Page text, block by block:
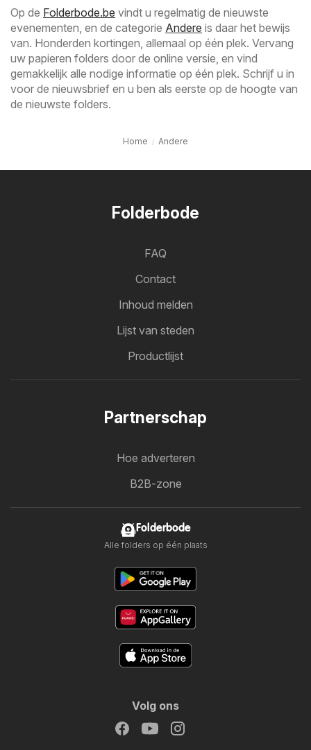
Op de Folderbode.be vindt u regelmatig de nieuwste
evenementen, en de categorie Andere is daar het bewijs
van. Honderden kortingen, allemaal op één plek. Vervang
uw papieren folders door de online versie, en vind
gemakkelijk alle nodige informatie op één plek. Schrijf u in
voor de nieuwsbrief en u ben als eerste op de hoogte van
de nieuwste folders.
Home Andere
Folderbode
FAQ
Contact
Inhoud melden
Lijst van steden
Productlijst
Partnerschap
Hoe adverteren
B2B-zone
Folderbode
Alle folders op één plaats
Volg ons